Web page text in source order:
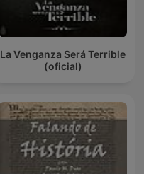
La Venganza Será Terrible
(oficial)